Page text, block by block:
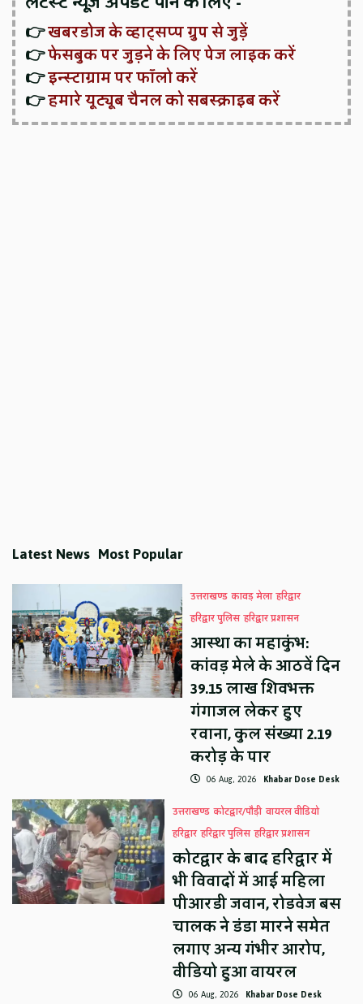
👉खबरडोज के व्हाट्सप्प ग्रुप से जुड़ें
👉फेसबुक पर जुड़ने के लिए पेज लाइक करें
👉इन्स्टाग्राम पर फॉलो करें
👉हमारे यूट्यूब चैनल को सबस्क्राइब करें
Latest News Most Popular
उत्तराखण्ड कावड़ मेला हरिद्वार
हरिद्वार पुलिस हरिद्वार प्रशासन
आस्था का महाकुंभ:
कांवड़ मेले के आठवें दिन
39.15 लाख शिवभक्त
गंगाजल लेकर हुए
रवाना, कुल संख्या 2.19
करोड़ के पार
06 Aug, 2026 Khabar Dose Desk
उत्तराखण्ड कोटद्वार/पौड़ी वायरल वीडियो
हरिद्वार हरिद्वार पुलिस हरिद्वार प्रशासन
कोटद्वार के बाद हरिद्वार में
भी विवादों में आई महिला
पीआरडी जवान, रोडवेज बस
चालक ने डंडा मारने समेत
लगाए अन्य गंभीर आरोप,
वीडियो हुआ वायरल
06 Aug, 2026 Khabar Dose Desk